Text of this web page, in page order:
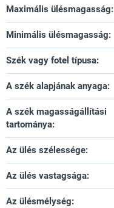
Maximális ülésmagasság:
Minimális ülésmagasság:
Szék vagy fotel típusa:
A szék alapjának anyaga:
A szék magasságállítási
tartománya:
Az ülés szélessége:
Az ülés vastagsága:
Az ülésmélység: